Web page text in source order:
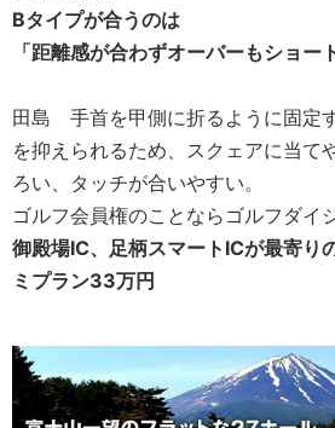
Bタイプが合うのは
「距離感が合わずオーバーもショー
田島 手首を甲側に折るように固定
を抑えられるため、スクェアに当て
ろい、タッチが合いやすい。
ゴルフ会員権のことならゴルフダイ
御殿場IC、足柄スマートICが最寄り
ミプラン33万円